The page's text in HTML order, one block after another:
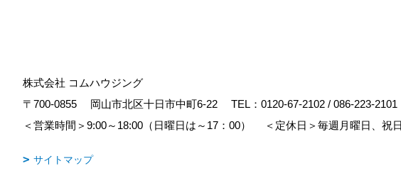
株式会社 コムハウジング
〒700-0855
岡山市北区十日市中町6-22 TEL： 0120-67-2102 / 086-223-2101
＜営業時間＞9:00～18:00（日曜日は～17：00）
＜定休日＞毎週月曜日、祝日
サイトマップ